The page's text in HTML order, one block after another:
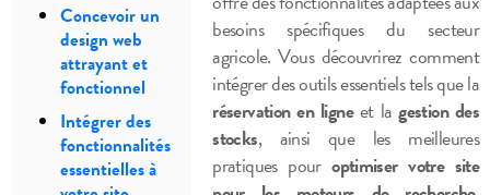
Concevoir un
design web
attrayant et
fonctionnel
Intégrer des
fonctionnalités
essentielles à
besoins spécifiques du secteur
agricole. Vous découvrirez comment
intégrer des outils essentiels tels que la
réservation en ligneet lagestion des
stocks, ainsi que les meilleures
pratiques pouroptimiser votre site